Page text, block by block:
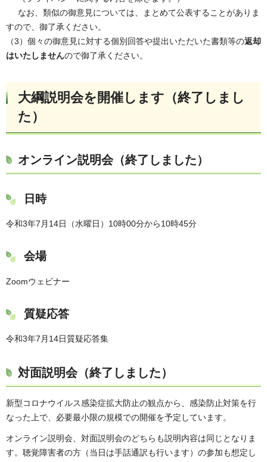
なお、類似の御意見については、まとめて公表することがありま
すので、御了承ください。
（3）個々の御意見に対する個別回答や提出いただいた書類等の返却
はいたしませんので御了承ください。
大綱説明会を開催します（終了しまし
た）
オンライン説明会（終了しました）
日時
令和3年7月14日（水曜日）10時00分から10時45分
会場
Zoomウェビナー
質疑応答
令和3年7月14日質疑応答集
対面説明会（終了しました）
新型コロナウイルス感染症拡大防止の観点から、感染防止対策を行
なった上で、必要最小限の規模での開催を予定しています。
オンライン説明会、対面説明会のどちらも説明内容は同じとなりま
す。聴覚障害者の方（当日は手話通訳も行います）の参加も想定し